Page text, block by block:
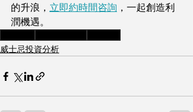
的升浪， 立即約時間咨詢 ，一起創造利
潤機遇。
威士忌投資分析